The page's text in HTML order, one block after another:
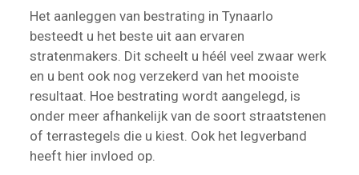
Het aanleggen van bestrating in Tynaarlo
besteedt u het beste uit aan ervaren
stratenmakers. Dit scheelt u héél veel zwaar werk
en u bent ook nog verzekerd van het mooiste
resultaat. Hoe bestrating wordt aangelegd, is
onder meer afhankelijk van de soort straatstenen
of terrastegels die u kiest. Ook het legverband
heeft hier invloed op.